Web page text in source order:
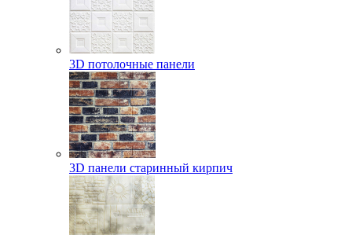
3D потолочные панели
3D панели старинный кирпич